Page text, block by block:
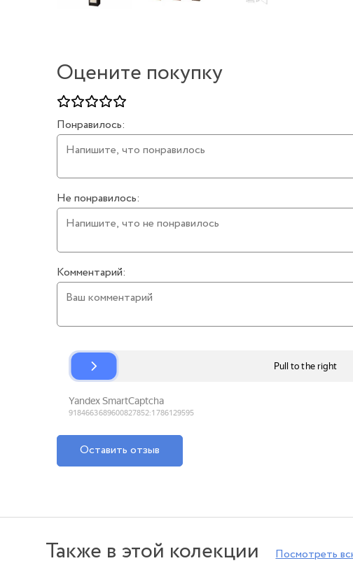
Оцените покупку
Понравилось:
Не понравилось:
Комментарий:
Оставить отзыв
Также в этой колекции Посмотреть